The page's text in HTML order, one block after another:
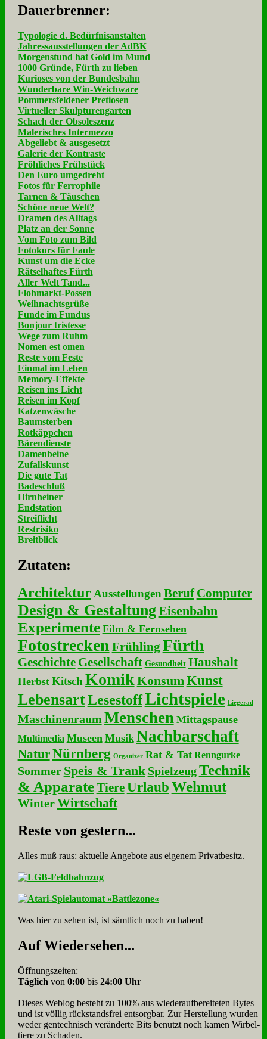
Dau­er­bren­ner:
Typologie d. Bedürfnisanstalten
Jahressausstellungen der AdBK
Morgenstund hat Gold im Mund
1000 Gründe, Fürth zu lieben
Kurioses von der Bundesbahn
Wunderbare Win-Weichware
Pommersfeldener Pretiosen
Virtueller Skulpturengarten
Schach der Obsoleszenz
Malerisches Intermezzo
Abgeliebt & ausgesetzt
Galerie der Kontraste
Fröhliches Frühstück
Den Euro umgedreht
Fotos für Ferrophile
Tarnen & Täuschen
Schöne neue Welt?
Dramen des Alltags
Platz an der Sonne
Vom Foto zum Bild
Fotokurs für Faule
Kunst um die Ecke
Rätselhaftes Fürth
Aller Welt Tand...
Flohmarkt-Possen
Weihnachtsgrüße
Funde im Fundus
Bonjour tristesse
Wege zum Ruhm
Nomen est omen
Reste vom Feste
Einmal im Leben
Memory-Effekte
Reisen ins Licht
Reisen im Kopf
Katzenwäsche
Baumsterben
Rotkäppchen
Bärendienste
Damenbeine
Zufallskunst
Die gute Tat
Badeschluß
Hirnheiner
Endstation
Streiflicht
Restrisiko
Breitblick
Zu­ta­ten:
Architektur Ausstellungen Beruf Computer
Design & GestaltungEisenbahn
Experimente Film & Fernsehen
Fotostrecken Frühling Fürth
Geschichte Gesellschaft Gesundheit Haushalt
Herbst Kitsch KomikKonsumKunst
LebensartLesestoffLichtspiele Liegerad
Maschinenraum Menschen Mittagspause
Multimedia Museen Musik Nachbarschaft
NaturNürnberg Organizer Rat & Tat Renngurke
Sommer Speis & Trank Spielzeug Technik
& Apparate Tiere UrlaubWehmut
Winter Wirtschaft
Re­ste von ge­stern...
Alles muß raus: aktuelle An­ge­bo­te aus eigenem Privatbesitz.
Was hier zu sehen ist, ist sämt­lich noch zu haben!
Auf Wie­der­se­hen...
Öffnungszeiten:
Täglich von 0:00bis 24:00 Uhr
Dieses Weblog besteht zu 100% aus wie­der­auf­bereite­ten Bytes
und ist völlig rück­stands­frei ent­sorg­bar. Zur Herstellung wurden
weder gen­tech­nisch veränderte Bits benutzt noch kamen Wir­bel­
tiere zu Scha­den.